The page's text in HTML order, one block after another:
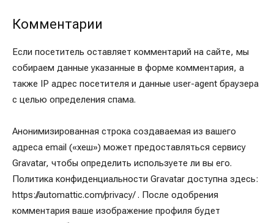
Комментарии
Если посетитель оставляет комментарий на сайте, мы
собираем данные указанные в форме комментария, а
также IP адрес посетителя и данные user-agent браузера
с целью определения спама.
Анонимизированная строка создаваемая из вашего
адреса email («хеш») может предоставляться сервису
Gravatar, чтобы определить используете ли вы его.
Политика конфиденциальности Gravatar доступна здесь:
https://automattic.com/privacy/ . После одобрения
комментария ваше изображение профиля будет